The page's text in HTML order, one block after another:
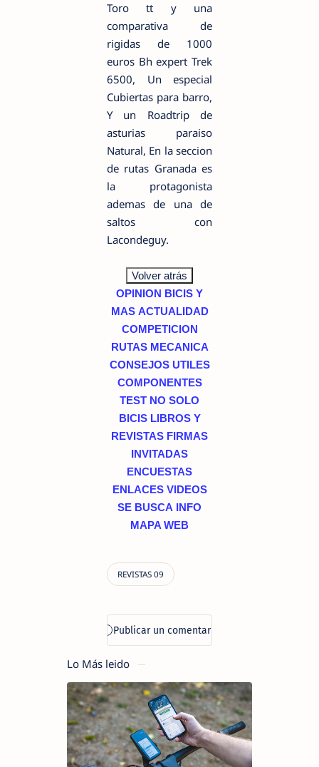
Toro tt y una
comparativa de
rigidas de 1000
euros Bh expert Trek
6500, Un especial
Cubiertas para barro,
Y un Roadtrip de
asturias paraiso
Natural, En la seccion
de rutas Granada es
la protagonista
ademas de una de
saltos con
Lacondeguy.
OPINION BICIS Y
MAS ACTUALIDAD
COMPETICION
RUTAS MECANICA
CONSEJOS UTILES
COMPONENTES
TEST NO SOLO
BICIS LIBROS Y
REVISTAS FIRMAS
INVITADAS
ENCUESTAS
ENLACES VIDEOS
SE BUSCA INFO
MAPA WEB
Lo Más leido